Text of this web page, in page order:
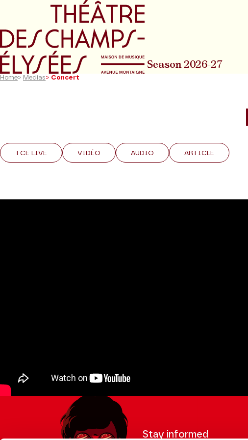
Go to main menu Go to content
Season 2026-27
Home> Medias> Concert
TCE LIVE VIDÉO AUDIO ARTICLE
Stay informed